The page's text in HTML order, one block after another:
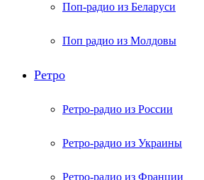
Поп-радио из Беларуси
Поп радио из Молдовы
Ретро
Ретро-радио из России
Ретро-радио из Украины
Ретро-радио из Франции